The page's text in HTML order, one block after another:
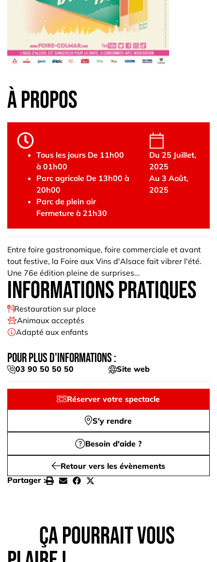
Pour plus d'informations :
03 90 50 50 50 Site web
Réserver votre spectacle
S'y rendre
Besoin d'aide ?
Retour vers les évènements
Partager :
à propos
Tous les jours De 11h00
à 01h00
Parc agricole De 13h00 à
20h00
Parc de plein air
Fermeture à 21h30
Du 25 Juillet,
2025
Au 3 Août,
2025
Entre foire gastronomique, foire commerciale et avant
tout festive, la Foire aux Vins d'Alsace fait vibrer l'été.
Une 76e édition pleine de surprises...
informations pratiques
Restauration sur place
Animaux acceptés
Adapté aux enfants
Ça pourrait vous